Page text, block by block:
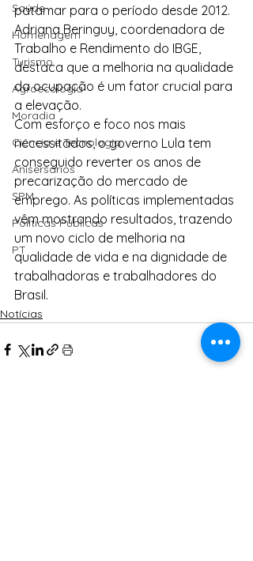
Saúde
Homenagem
Turismo
Agroecologia
Moradia
Ciência e Tecnologia
Anisersários
SPM
Políticas Públicas
PT
patamar para o período desde 2012.
Adriana Beringuy, coordenadora de
Trabalho e Rendimento do IBGE,
destaca que a melhoria na qualidade
da ocupação é um fator crucial para
a elevação.
Com esforço e foco nos mais
necessitados, o governo Lula tem
conseguido reverter os anos de
precarização do mercado de
emprego. As políticas implementadas
vêm mostrando resultados, trazendo
um novo ciclo de melhoria na
qualidade de vida e na dignidade de
trabalhadoras e trabalhadores do
Brasil.
Notícias